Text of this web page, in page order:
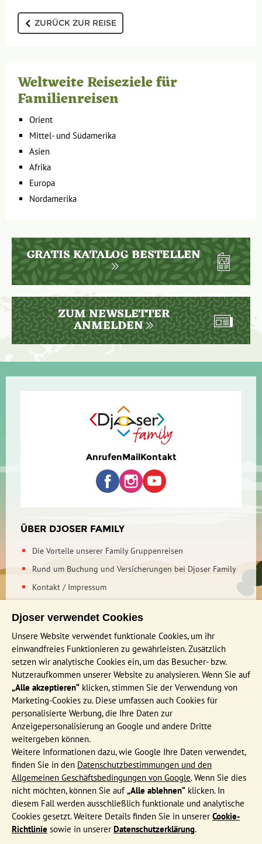
ZURÜCK ZUR REISE
Weltweite Reiseziele für
Familienreisen
Orient
Mittel- und Südamerika
Asien
Afrika
Europa
Nordamerika
GRATIS KATALOG BESTELLEN
ZUM NEWSLETTER
ANMELDEN
AnrufenMailKontakt
ÜBER DJOSER FAMILY
Die Vorteile unserer Family Gruppenreisen
Rund um Buchung und Versicherungen bei Djoser Family
Kontakt / Impressum
INFORMATIONEN
Häufig gestellte Fragen
Katalog bestellen
Events & Online Präsentationen
Djoser Reiseblog
AGB
Formblatt
Datenschutz
MEIST BESUCHTE REISEN
Familienreise Sri Lanka 15 Tage
Djoser verwendet Cookies
Unsere Website verwendet funktionale Cookies, um ihr
einwandfreies Funktionieren zu gewährleisten. Zusätzlich
setzen wir analytische Cookies ein, um das Besucher- bzw.
Nutzeraufkommen unserer Website zu analysieren. Wenn Sie auf
„Alle akzeptieren“ klicken, stimmen Sie der Verwendung von
Marketing-Cookies zu. Diese umfassen auch Cookies für
personalisierte Werbung, die Ihre Daten zur
Anzeigepersonalisierung an Google und andere Dritte
weitergeben können.
Weitere Informationen dazu, wie Google Ihre Daten verwendet,
finden Sie in den Datenschutzbestimmungen und den
Allgemeinen Geschäftsbedingungen von Google. Wenn Sie dies
nicht möchten, können Sie auf„Alle ablehnen“ klicken. In
diesem Fall werden ausschließlich funktionale und analytische
Cookies gesetzt. Weitere Details finden Sie in unserer Cookie-
Richtlinie sowie in unserer Datenschutzerklärung.